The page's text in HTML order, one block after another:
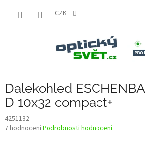
CZK
Dalekohled
D 10x32 compact+
4251132
Průměrné
7 hodnoceníPodrobnosti hodnocení